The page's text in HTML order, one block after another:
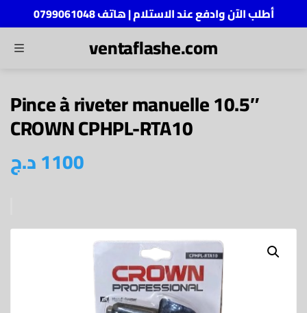
أطلب الآن وادفع عند الاستلام | هاتف 0799061048
MENU ventaflashe.com
Pince à riveter manuelle 10.5″
CROWN CPHPL-RTA10
1100د.ج